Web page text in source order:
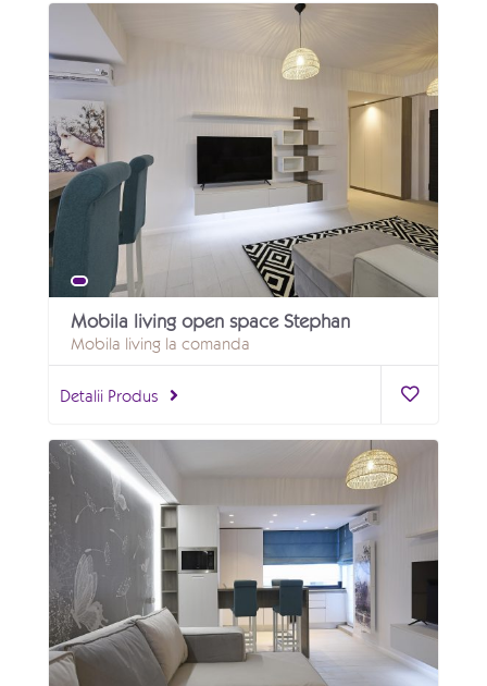
Mobila living open space Stephan
Mobila living la comanda
Detalii Produs